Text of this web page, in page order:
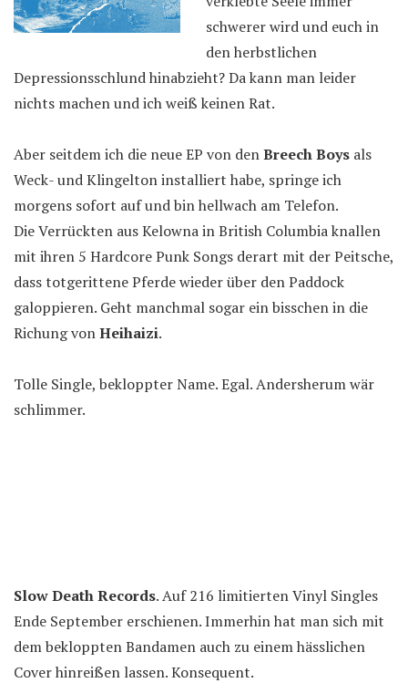
schwerer wird und euch in
den herbstlichen
Depressionsschlund hinabzieht? Da kann man leider
nichts machen und ich weiß keinen Rat.
Aber seitdem ich die neue EP von denBreech Boys als
Weck- und Klingelton installiert habe, springe ich
morgens sofort auf und bin hellwach am Telefon.
Die Verrückten aus Kelowna in British Columbia knallen
mit ihren 5 Hardcore Punk Songs derart mit der Peitsche,
dass totgerittene Pferde wieder über den Paddock
galoppieren. Geht manchmal sogar ein bisschen in die
Richung vonHeihaizi.
Tolle Single, bekloppter Name. Egal. Andersherum wär
schlimmer.
Slow Death Records. Auf 216 limitierten Vinyl Singles
Ende September erschienen. Immerhin hat man sich mit
dem bekloppten Bandamen auch zu einem hässlichen
Cover hinreißen lassen. Konsequent.